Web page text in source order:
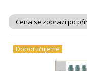
Cena se zobrazí po
Doporučujeme